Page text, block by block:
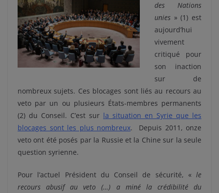
des Nations
unies » (1) est
aujourd’hui
vivement
critiqué pour
son inaction
sur de
nombreux sujets. Ces blocages sont liés au recours au
veto par un ou plusieurs États-membres permanents
(2) du Conseil. C’est sur la situation en Syrie que les
blocages sont les plus nombreux. Depuis 2011, onze
veto ont été posés par la Russie et la Chine sur la seule
question syrienne.
Pour l’actuel Président du Conseil de sécurité, « le
recours abusif au veto (…) a miné la crédibilité du